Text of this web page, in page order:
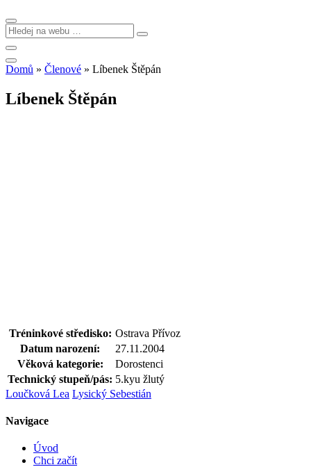
Domů » Členové » Líbenek Štěpán
Líbenek Štěpán
Tréninkové středisko: Ostrava Přívoz
Datum narození:
27.11.2004
Věková kategorie:
Dorostenci
Technický stupeň/pás: 5.kyu žlutý
Loučková Lea Lysický Sebestián
Navigace
Úvod
Chci začít